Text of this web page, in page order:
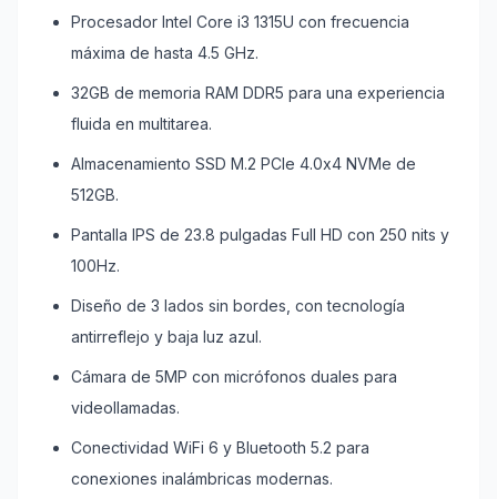
Procesador Intel Core i3 1315U con frecuencia
máxima de hasta 4.5 GHz.
32GB de memoria RAM DDR5 para una experiencia
fluida en multitarea.
Almacenamiento SSD M.2 PCIe 4.0x4 NVMe de
512GB.
Pantalla IPS de 23.8 pulgadas Full HD con 250 nits y
100Hz.
Diseño de 3 lados sin bordes, con tecnología
antirreflejo y baja luz azul.
Cámara de 5MP con micrófonos duales para
videollamadas.
Conectividad WiFi 6 y Bluetooth 5.2 para
conexiones inalámbricas modernas.